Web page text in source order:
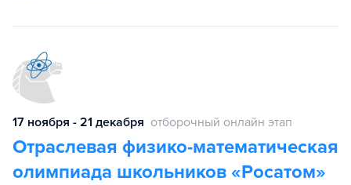
17 ноября - 21 декабря отборочный онлайн этап
Отраслевая физико-математическая
олимпиада школьников «Росатом»